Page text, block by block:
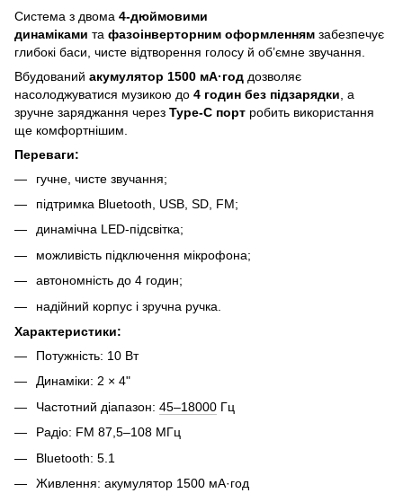
Система з двома 4-дюймовими
динаміками та фазоінверторним оформленням забезпечує
глибокі баси, чисте відтворення голосу й об’ємне звучання.
Вбудований акумулятор 1500 мА·год дозволяє
насолоджуватися музикою до 4 годин без підзарядки , а
зручне заряджання через Type-C порт робить використання
ще комфортнішим.
Переваги:
гучне, чисте звучання;
підтримка Bluetooth, USB, SD, FM;
динамічна LED-підсвітка;
можливість підключення мікрофона;
автономність до 4 годин;
надійний корпус і зручна ручка.
Характеристики:
Потужність: 10 Вт
Динаміки: 2 × 4"
Частотний діапазон: 45–18000 Гц
Радіо: FM 87,5–108 МГц
Bluetooth: 5.1
Живлення: акумулятор 1500 мА·год